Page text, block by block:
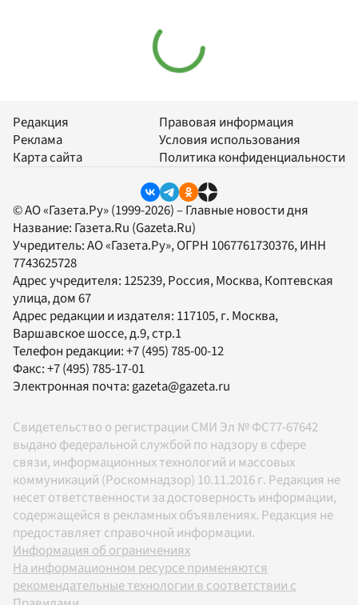
Редакция
Реклама
Карта сайта
Правовая информация
Условия использования
Политика конфиденциальности
© АО «Газета.Ру» (1999-2026) – Главные новости дня
Название: Газета.Ru (Gazeta.Ru)
Учредитель:АО «Газета.Ру», ОГРН 1067761730376, ИНН
7743625728
Адрес учредителя: 125239, Россия, Москва, Коптевская
улица, дом 67
Адрес редакции и издателя: 117105, г. Москва,
Варшавское шоссе, д.9, стр.1
Телефон редакции:+7 (495) 785-00-12
Факс:+7 (495) 785-17-01
Электронная почта:gazeta@gazeta.ru
Свидетельство о регистрации СМИ Эл № ФС77-67642
выдано федеральной службой по надзору в сфере
связи, информационных технологий и массовых
коммуникаций (Роскомнадзор) 10.11.2016 г. Редакция не
несет ответственности за достоверность информации,
содержащейся в рекламных объявлениях. Редакция не
предоставляет справочной информации.
Информация об ограничениях
На информационном ресурсе применяются
рекомендательные технологии в соответствии с